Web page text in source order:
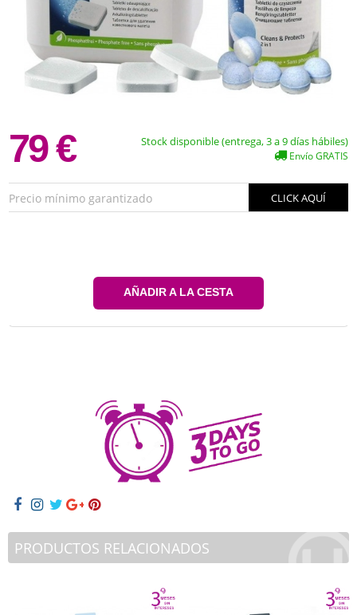
79 € Stock disponible (entrega, 3 a 9 días hábiles)
Envío GRATIS
Precio mínimo garantizado CLICK AQUÍ
AÑADIR A LA CESTA
PRODUCTOS RELACIONADOS